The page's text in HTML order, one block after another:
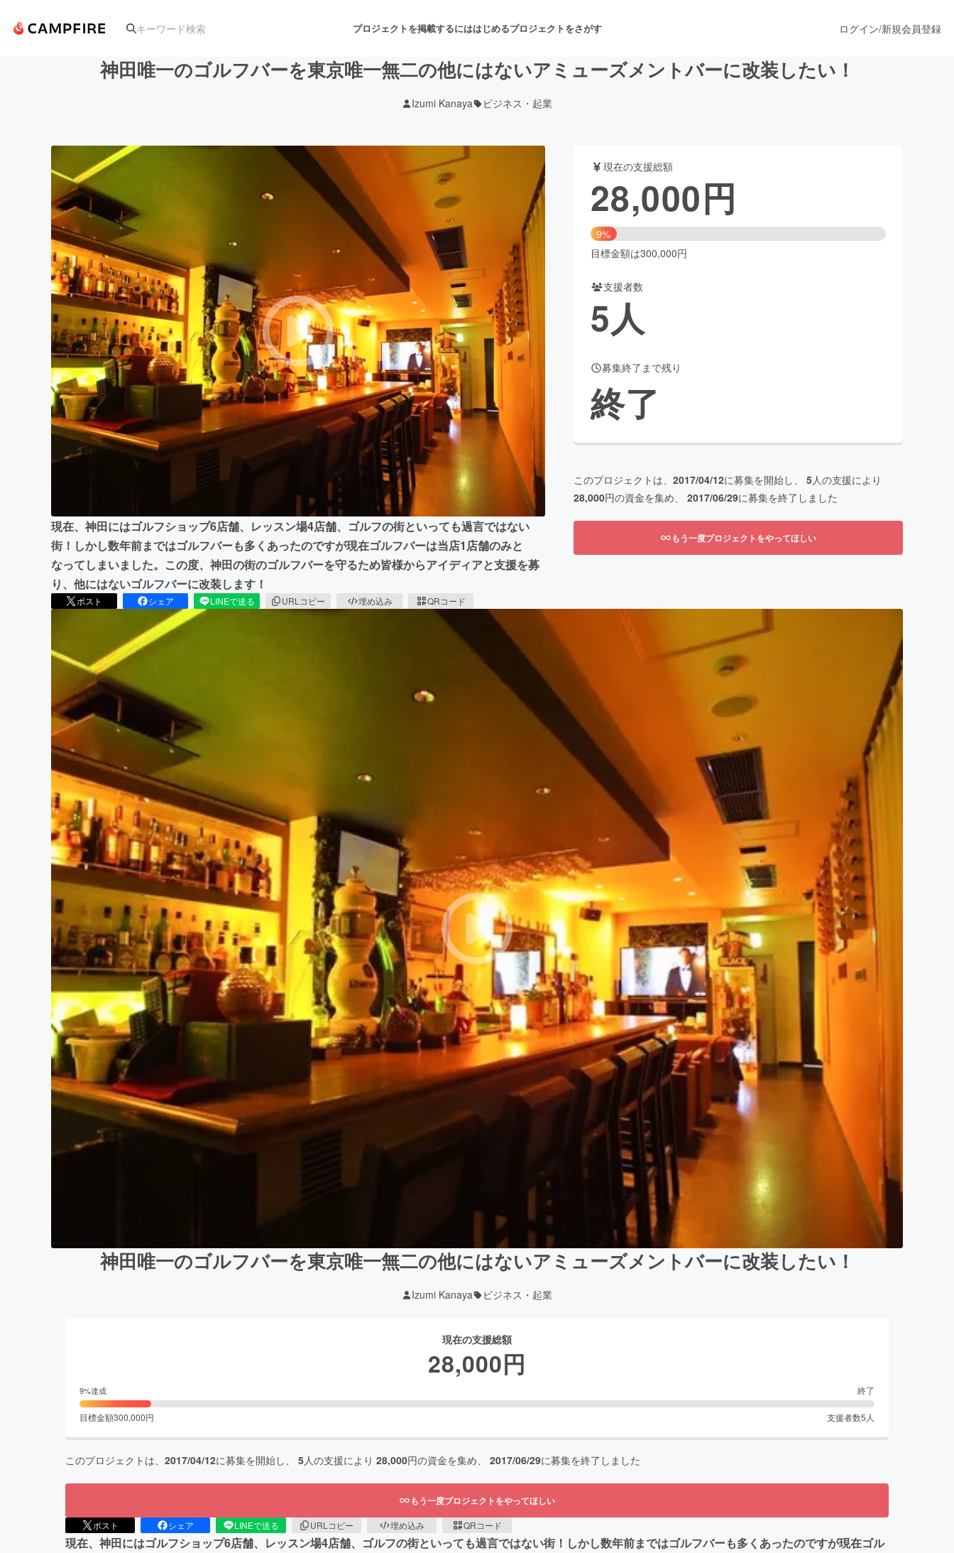
プロジェクトを掲載するにははじめるプロジェクトをさがす
音楽 舞台・パフォーマンス
テクノロジー・ガジェット ゲーム・サービス開発 フード・飲食店 ファッション
映像・映画 書籍・雑誌出版 アニメ・漫画
ビジネス・起業 チャレンジ ビューティー・ヘルスケア
まちづくり・地域活性化
CAMPFIRE for Social Good
CAMPFIREふるさと納税
machi-ya
ログイン/新規会員登録
神田唯一のゴルフバーを東京唯一無二の他にはないアミューズメントバーに改装したい！
Izumi Kanaya ビジネス・起業
現在、神田にはゴルフショップ6店舗、レッスン場4店舗、ゴルフの街といっても過言ではない
街！しかし数年前まではゴルフバーも多くあったのですが現在ゴルフバーは当店1店舗のみと
なってしまいました。この度、神田の街のゴルフバーを守るため皆様からアイディアと支援を募
り、他にはないゴルフバーに改装します！
ポスト シェア LINEで送る URLコピー 埋め込み QRコード
現在の支援総額
28,000円
9%
目標金額は300,000円
支援者数
5人
募集終了まで残り
終了
このプロジェクトは、 2017/04/12に募集を開始し、 5人の支援により
28,000円の資金を集め、 2017/06/29に募集を終了しました
もう一度プロジェクトをやってほしい
神田唯一のゴルフバーを東京唯一無二の他にはないアミューズメントバーに改装したい！
Izumi Kanaya ビジネス・起業
現在の支援総額
28,000円
9%達成 終了
目標金額300,000円 支援者数5 人
このプロジェクトは、 2017/04/12に募集を開始し、 5人の支援により 28,000円の資金を集め、 2017/06/29に募集を終了しました
もう一度プロジェクトをやってほしい
ポスト シェア LINEで送る URLコピー 埋め込み QRコード
現在、神田にはゴルフショップ6店舗、レッスン場4店舗、ゴルフの街といっても過言ではない街！しかし数年前まではゴルフバーも多くあったのですが現在ゴル